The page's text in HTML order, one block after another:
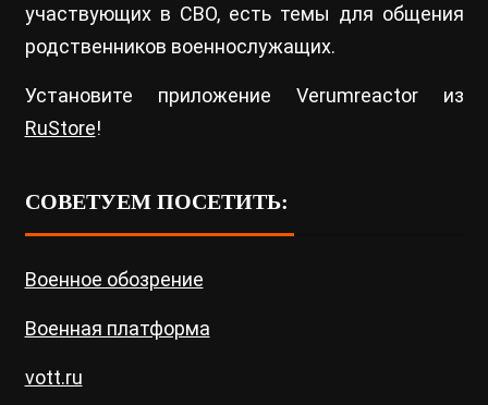
участвующих в СВО, есть темы для общения
родственников военнослужащих.
Установите приложение Verumreactor из
RuStore!
СОВЕТУЕМ ПОСЕТИТЬ:
Военное обозрение
Военная платформа
vott.ru